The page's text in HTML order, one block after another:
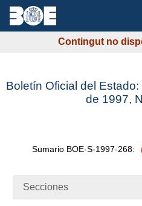
Contingut no
Boletín Oficial del
de 1997,
Sumario BOE-S-1997-268:
Secciones